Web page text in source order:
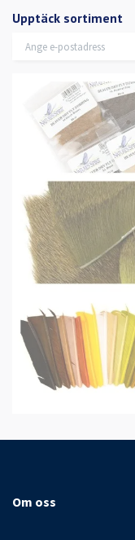
Upptäck sortiment
Om oss